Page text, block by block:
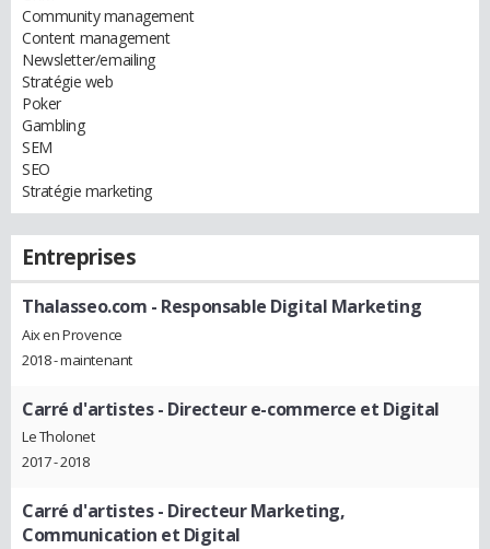
Community management
Content management
Newsletter/emailing
Stratégie web
Poker
Gambling
SEM
SEO
Stratégie marketing
Entreprises
Thalasseo.com - Responsable Digital Marketing
Aix en Provence
2018 - maintenant
Carré d'artistes- Directeur e-commerce et Digital
Le Tholonet
2017 - 2018
Carré d'artistes- Directeur Marketing,
Communication et Digital